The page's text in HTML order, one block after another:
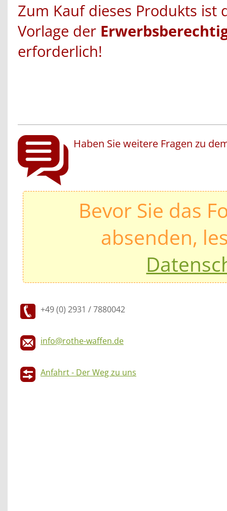
Zum Kauf dieses Produkts ist
Vorlage der
erforderlich!
Haben Sie weitere Fragen zu
Bevor Sie das
absenden,
+49 (0) 2931 / 7880042
info@rothe-waffen.de
Anfahrt - Der Weg zu uns